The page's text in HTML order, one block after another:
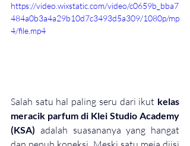
https://video.wixstatic.com/video/c0659b_bba7
484a0b3a4a29b10d7c3493d5a309/1080p/mp
4/file.mp4
Salah satu hal paling seru dari ikut kelas
meracik parfum di Klei Studio Academy
(KSA) adalah suasananya yang hangat